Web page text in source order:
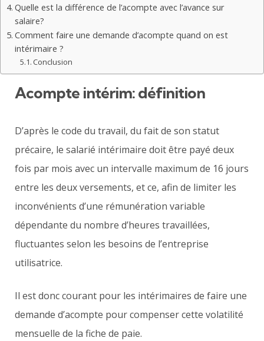
Quelle est la différence de l’acompte avec l’avance sur
salaire?
Comment faire une demande d’acompte quand on est
intérimaire ?
Conclusion
Acompte intérim: définition
D’après le code du travail, du fait de son statut
précaire, le salarié intérimaire doit être payé deux
fois par mois avec un intervalle maximum de 16 jours
entre les deux versements, et ce, afin de limiter les
inconvénients d’une rémunération variable
dépendante du nombre d’heures travaillées,
fluctuantes selon les besoins de l’entreprise
utilisatrice.
Il est donc courant pour les intérimaires de faire une
demande d’acompte pour compenser cette volatilité
mensuelle de la fiche de paie.